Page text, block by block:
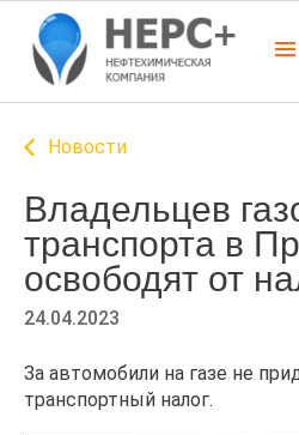
Новости
Владельцев
транспорта в
освободят от
24.04.2023
За автомобили на газе не
транспортный налог.